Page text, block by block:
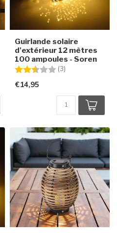
Guirlande solaire
d'extérieur 12 mètres
100 ampoules - Soren
Note:
(3)
€14,95